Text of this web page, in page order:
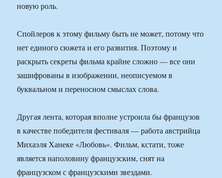
новую роль.
Спойлеров к этому фильму быть не может, потому что
нет единого сюжета и его развития. Поэтому и
раскрыть секреты фильма крайне сложно — все они
зашифрованы в изображении, неописуемом в
буквальном и переносном смыслах слова.
Другая лента, которая вполне устроила бы французов
в качестве победителя фестиваля — работа австрийца
Михаэля Ханеке «Любовь». Фильм, кстати, тоже
является наполовину французским, снят на
французском с французскими звездами.